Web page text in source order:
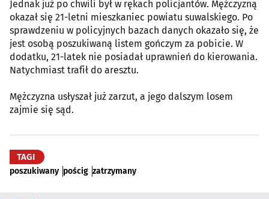
Jednak już po chwili był w rękach policjantów. Mężczyzną
okazał się 21-letni mieszkaniec powiatu suwalskiego. Po
sprawdzeniu w policyjnych bazach danych okazało się, że
jest osobą poszukiwaną listem gończym za pobicie. W
dodatku, 21-latek nie posiadał uprawnień do kierowania.
Natychmiast trafił do aresztu.
Mężczyzna usłyszał już zarzut, a jego dalszym losem
zajmie się sąd.
TAGI
poszukiwany pościg zatrzymany